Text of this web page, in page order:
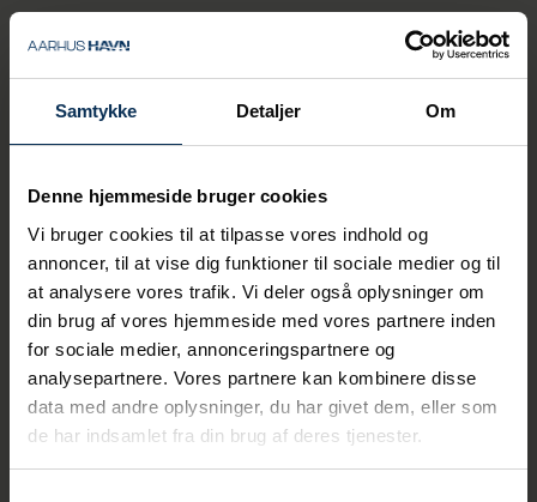
Samtykke Detaljer Om
Denne hjemmeside bruger cookies
Vi bruger cookies til at tilpasse vores indhold og
annoncer, til at vise dig funktioner til sociale medier og til
at analysere vores trafik. Vi deler også oplysninger om
din brug af vores hjemmeside med vores partnere inden
for sociale medier, annonceringspartnere og
analysepartnere. Vores partnere kan kombinere disse
data med andre oplysninger, du har givet dem, eller som
de har indsamlet fra din brug af deres tjenester.
Container- og bulkkraner
Dygtige kranførere hos Aarhus Havn står for
samt i forbindelse med lastning og lodsning
af projektgods.
Containerkranerne er udlejet til container-
operatørerne, som selv står for
kranoperationerne på Containerterminalen.
Det er vores opgave at sikre den løbende
vedligeholdelse af både container- og
bulkkraner, så de hele tiden kan levere en